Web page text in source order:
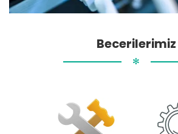
Becerilerimiz
✻